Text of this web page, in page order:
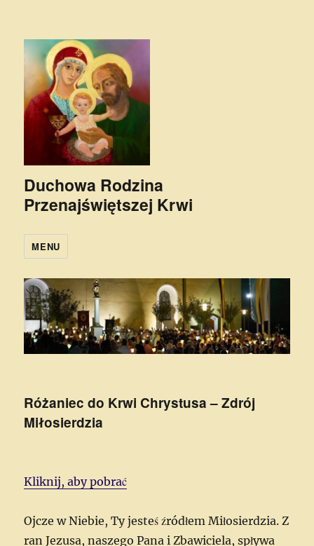
Duchowa Rodzina
Przenajświętszej Krwi
MENU
Różaniec do Krwi Chrystusa – Zdrój
Miłosierdzia
Kliknij, aby pobrać
Ojcze w Niebie, Ty jesteś źródłem Miłosierdzia. Z
ran Jezusa, naszego Pana i Zbawiciela, spływa